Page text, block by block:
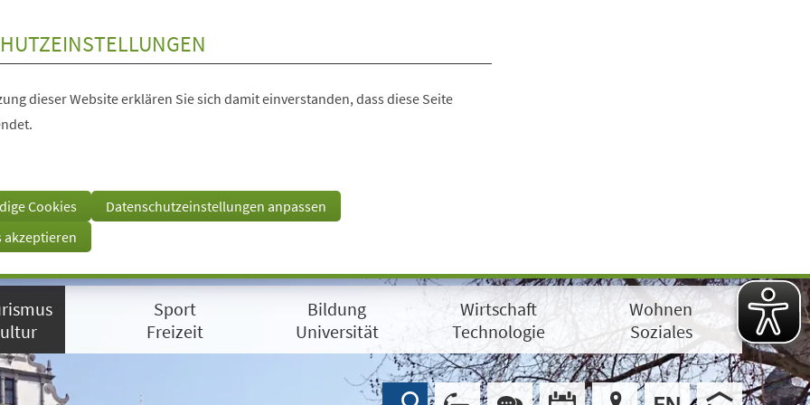
dieser Website erklären Sie sich damit einverstanden, dass diese Seite
Cookies
Datenschutzeinstellungen anpassen
akzeptieren
Sport
Freizeit
Bildung
Universität
Wirtschaft
Technologie
Wohnen
Soziales